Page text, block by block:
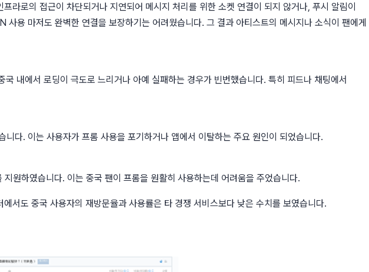
라로의 접근이 차단되거나 지연되어 메시지 처리를 위한 소켓 연결이 되지 않거나, 푸시 알림이
용 마저도 완벽한 연결을 보장하기는 어려웠습니다. 그 결과 아티스트의 메시지나 소식이 팬에게
내에서 로딩이 극도로 느리거나 아예 실패하는 경우가 빈번했습니다. 특히 피드나 채팅에서
다. 이는 사용자가 프롬 사용을 포기하거나 앱에서 이탈하는 주요 원인이 되었습니다.
원하였습니다. 이는 중국 팬이 프롬을 원활히 사용하는데 어려움을 주었습니다.
서도 중국 사용자의 재방문율과 사용률은 타 경쟁 서비스보다 낮은 수치를 보였습니다.